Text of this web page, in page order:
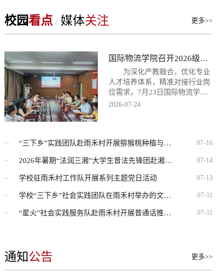
德树人机制综合改革与实践”项
目成功入选，标志着学校在探
人新路径上迈出了坚实一步。
现代物流是畅通国民经济循
环、构建新发展格局的基础
性、战略性产业，其高质量发
展迫切需...
重点领域，汇聚中国及东盟各
国教育主管部门官员、国际组
企业代表等四百余名嘉宾，集
中开展多层次、多领域的教育
交流与合作对接活动。交流周
期间，作为本届教育交流周核
校园看点 / 媒体关注 更多>>
show?
国际物流学院召开2026级人才培养方案企业专家论证会
为深化产教融合，优化专业
人才培养体系，精准对接行业岗
位需求，7月23日国际物流学院
组织召开2026级专业人才培养方
2026-07-24
“三下乡”实践团队赴雨禾村开展猕猴桃种植与麦冬玉米套种实地调研 07-16
2026年暑期“法润三湘”大学生普法先锋团赴湘西永顺县芙蓉镇开展“送法下乡”活动 07-14
学校驻雨禾村工作队开展系列主题党日活动 07-13
学校“三下乡”社会实践团队在雨禾村举办的文艺汇演圆满落幕 07-11
“星火”社会实践服务队赴雨禾村开展普通话推广活动 07-11
通知公告 更多>>